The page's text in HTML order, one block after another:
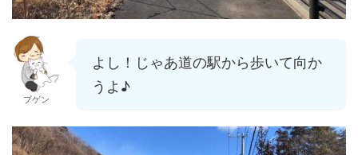
ブゲン
よし！じゃあ道の駅から歩いて向か
うよ♪